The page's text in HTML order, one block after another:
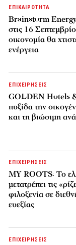
ΕΠΙΚΑΙΡΟΤΗΤΑ
Brainstorm
στις 16
οικονομία θα
ενέργεια
ΕΠΙΧΕΙΡΗΣΕΙΣ
GOLDEN Hotels
πυξίδα την
και τη βιώσιμη
ΕΠΙΧΕΙΡΗΣΕΙΣ
MY ROOTS: Το
μετατρέπει τις
φιλοξενία σε
ευεξίας
ΕΠΙΧΕΙΡΗΣΕΙΣ